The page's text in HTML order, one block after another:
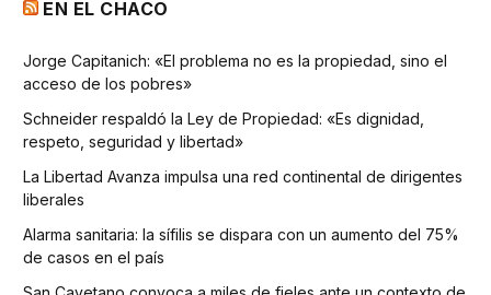
EN EL CHACO
Jorge Capitanich: «El problema no es la propiedad, sino el
acceso de los pobres»
Schneider respaldó la Ley de Propiedad: «Es dignidad,
respeto, seguridad y libertad»
La Libertad Avanza impulsa una red continental de dirigentes
liberales
Alarma sanitaria: la sífilis se dispara con un aumento del 75%
de casos en el país